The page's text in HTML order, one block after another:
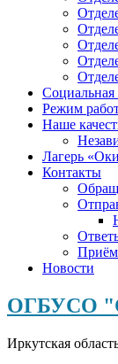
Социальная
Режим
Наше
Лагерь
Контакты
Приём
Новости
ОГБУСО
Иркутская